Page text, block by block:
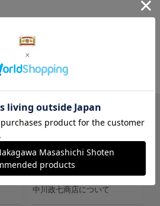
X Facebook メールマガジン
中川政七商店について